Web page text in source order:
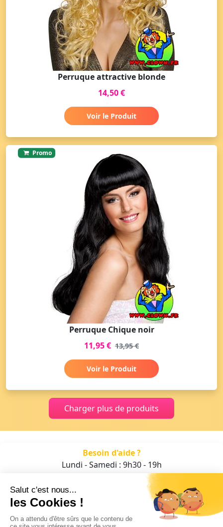
Perruque attractive blonde
14,50 €
Voir le Produit
Promo
Perruque Chique noir
11,95 € 13,95 €
Voir le Produit
Charger plus de produits
Besoin d'aide ?
Lundi - Samedi : 9h30 - 19h